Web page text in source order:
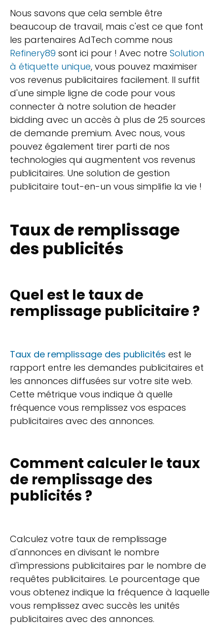
Nous savons que cela semble être
beaucoup de travail, mais c'est ce que font
les partenaires AdTech comme nous
Refinery89 sont ici pour ! Avec notre Solution
à étiquette unique, vous pouvez maximiser
vos revenus publicitaires facilement. Il suffit
d'une simple ligne de code pour vous
connecter à notre solution de header
bidding avec un accès à plus de 25 sources
de demande premium. Avec nous, vous
pouvez également tirer parti de nos
technologies qui augmentent vos revenus
publicitaires. Une solution de gestion
publicitaire tout-en-un vous simplifie la vie !
Taux de remplissage
des publicités
Quel est le taux de
remplissage publicitaire ?
Taux de remplissage des publicités est le
rapport entre les demandes publicitaires et
les annonces diffusées sur votre site web.
Cette métrique vous indique à quelle
fréquence vous remplissez vos espaces
publicitaires avec des annonces.
Comment calculer le taux
de remplissage des
publicités ?
Calculez votre taux de remplissage
d'annonces en divisant le nombre
d'impressions publicitaires par le nombre de
requêtes publicitaires. Le pourcentage que
vous obtenez indique la fréquence à laquelle
vous remplissez avec succès les unités
publicitaires avec des annonces.